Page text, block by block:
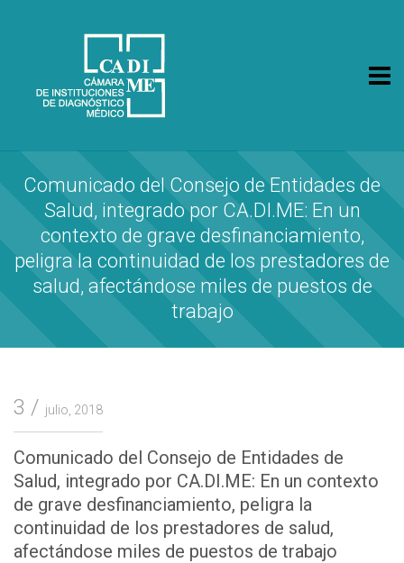
CA.DI.ME.
Cámara de Instituciones de Diagnóstico Médico
Comunicado del Consejo de Entidades de
Salud, integrado por CA.DI.ME: En un
contexto de grave desfinanciamiento,
peligra la continuidad de los prestadores de
salud, afectándose miles de puestos de
trabajo
3 julio, 2018
Comunicado del Consejo de Entidades de
Salud, integrado por CA.DI.ME: En un contexto
de grave desfinanciamiento, peligra la
continuidad de los prestadores de salud,
afectándose miles de puestos de trabajo